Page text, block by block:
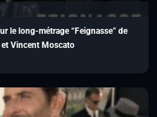
le long-métrage “Feignasse” de
et Vincent Moscato